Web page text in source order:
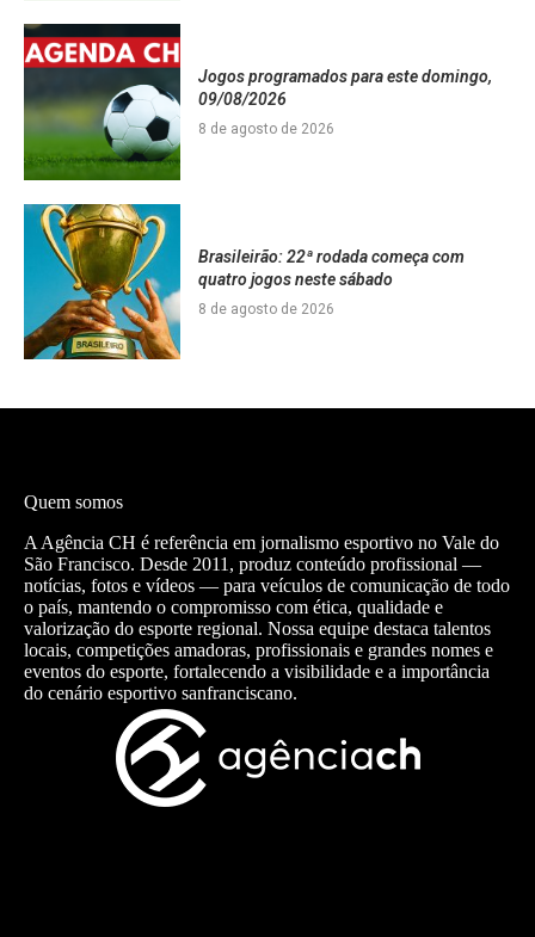
Jogos programados para este domingo,
09/08/2026
8 de agosto de 2026
Brasileirão: 22ª rodada começa com
quatro jogos neste sábado
8 de agosto de 2026
Quem somos
A Agência CH é referência em jornalismo esportivo no Vale do
São Francisco. Desde 2011, produz conteúdo profissional —
notícias, fotos e vídeos — para veículos de comunicação de todo
o país, mantendo o compromisso com ética, qualidade e
valorização do esporte regional. Nossa equipe destaca talentos
locais, competições amadoras, profissionais e grandes nomes e
eventos do esporte, fortalecendo a visibilidade e a importância
do cenário esportivo sanfranciscano.